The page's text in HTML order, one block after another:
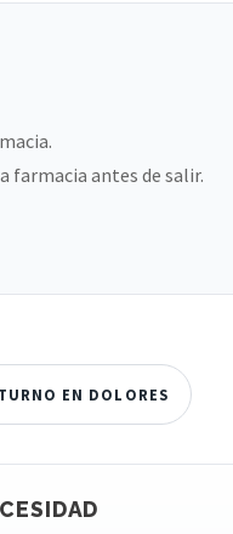
farmacia antes de salir.
EN DOLORES